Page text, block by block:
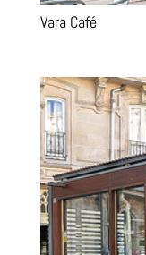
Vara Café